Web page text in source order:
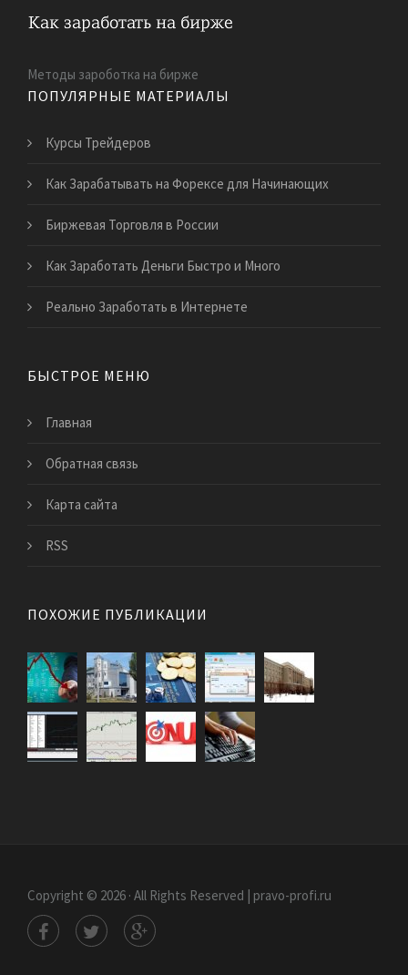
Методы зароботка на бирже
ПОПУЛЯРНЫЕ МАТЕРИАЛЫ
Курсы Трейдеров
Как Зарабатывать на Форексе для Начинающих
Биржевая Торговля в России
Как Заработать Деньги Быстро и Много
Реально Заработать в Интернете
БЫСТРОЕ МЕНЮ
Главная
Обратная связь
Карта сайта
RSS
ПОХОЖИЕ ПУБЛИКАЦИИ
Copyright © 2026 · All Rights Reserved | pravo-profi.ru